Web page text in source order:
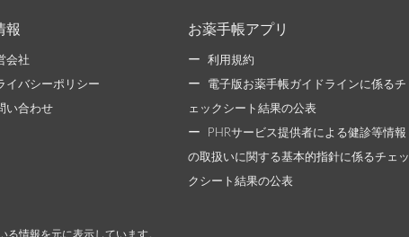
報
会社
イバシーポリシー
い合わせ
お薬手帳アプリ
利用規約
電子版お薬手帳ガイドラインに係るチ
ェックシート結果の公表
PHRサービス提供者による健診等情報
の取扱いに関する基本的指針に係るチェッ
クシート結果の公表
情報を元に表示しています。